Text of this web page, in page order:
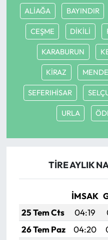
ALİAĞA BAYINDIR
CEŞME DİKİLİ
KARABURUN
KİRAZ
SEFERIHİSAR
URLA
TİRE AYLIK
İMSAK
25 Tem Cts
04:19
26 Tem Paz
04:20
Ekonomi
Sağlık
Turizm
Teknoloji